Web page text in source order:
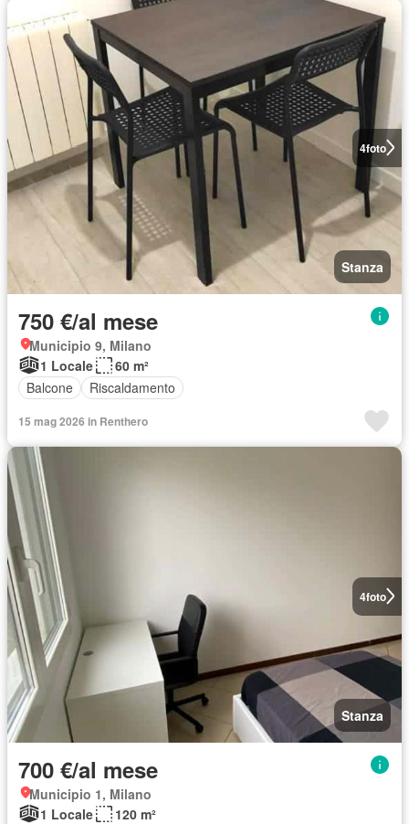
4foto
Stanza
750 €/al mese
Municipio 9, Milano
1 Locale
60 m²
Balcone
Riscaldamento
15 mag 2026 in Renthero
4foto
Stanza
700 €/al mese
Municipio 1, Milano
1 Locale
120 m²